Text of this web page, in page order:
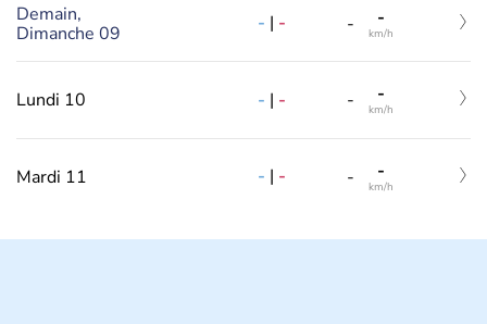
Demain,
Dimanche 09
- | - - -
km/h
Lundi 10 - | - - -
km/h
Mardi 11 - | - - -
km/h